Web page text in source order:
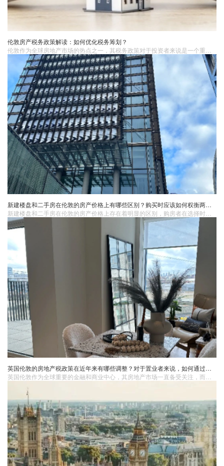
伦敦房产税务政策解读：如何优化税务筹划？
新建楼盘和二手房在伦敦的房产价格上有哪些区别？购买时应该如何权衡两者的优缺点？
英国伦敦的房地产税政策在近年来有哪些调整？对于置业者来说，如何通过合理规划房产持有结构来降低税务负担？